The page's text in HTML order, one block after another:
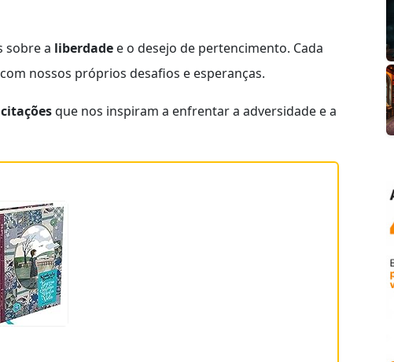
sobre a liberdade e o desejo de pertencimento. Cada
nossos próprios desafios e esperanças.
citaçõesque nos inspiram a enfrentar a adversidade e a